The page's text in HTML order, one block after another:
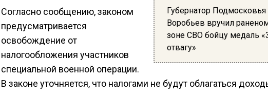
Губернатор Подмосковья
Воробьев вручил
зоне СВО бойцу медаль
отвагу»
Согласно сообщению, законом
предусматривается
освобождение от
налогообложения участников
специальной военной операции.
В законе уточняется, что налогами не будут облагаться